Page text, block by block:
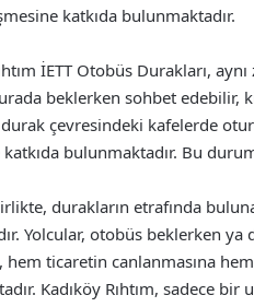
katkıda bulunmaktadır.
İETT Otobüs Durakları,
beklerken sohbet edebilir,
çevresindeki kafelerde
bulunmaktadır. Bu
durakların etrafında
Yolcular, otobüs beklerken
hem ticaretin canlanmasına
Kadıköy Rıhtım, sadece